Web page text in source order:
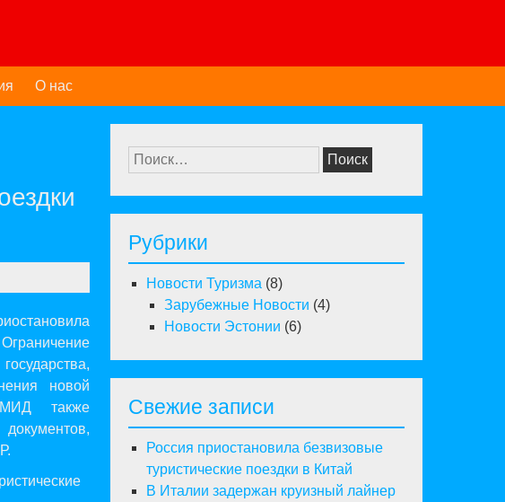
О нас
новой
МИД также
Найти:
Рубрики
Новости Туризма (8)
Зарубежные Новости (4)
Новости Эстонии (6)
Свежие записи
Россия приостановила безвизовые
туристические поездки в Китай
В Италии задержан круизный лайнер